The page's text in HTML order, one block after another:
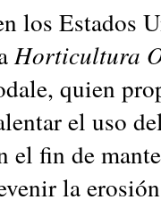
los Estados
Horticultura
quien
el uso
el fin de
la